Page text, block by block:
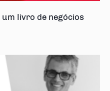
livro de negócios